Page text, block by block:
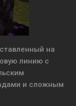
на
линию с
и сложным